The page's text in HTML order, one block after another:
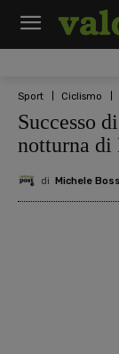
Sport Ciclismo
Successo
notturna di
di Michele